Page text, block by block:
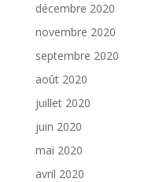
décembre 2020
novembre 2020
septembre 2020
août 2020
juillet 2020
juin 2020
mai 2020
avril 2020